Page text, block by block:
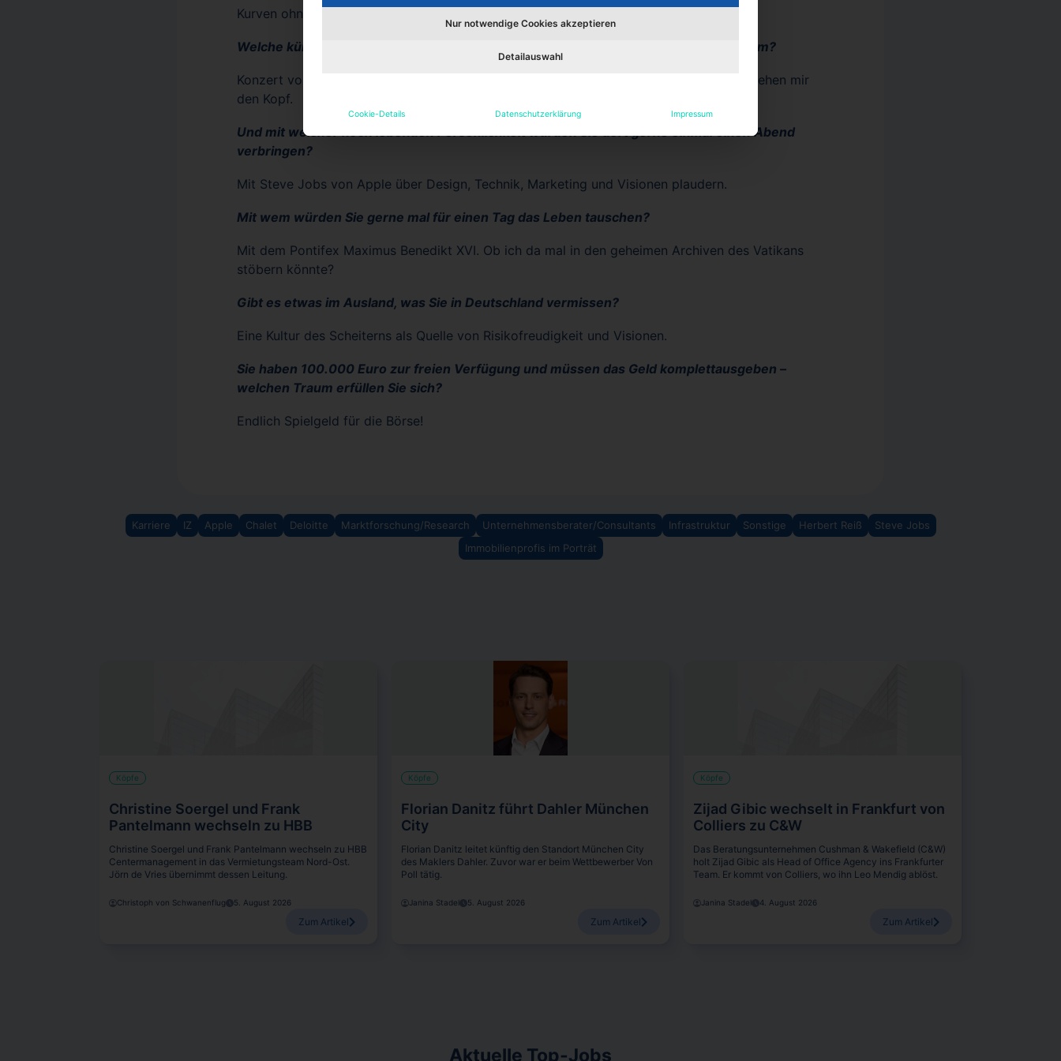
Kurven ohne Ende! … auf dem Motorrad von Barcelona über die Alpen nach Bayern.
Welche kürzlich besuchte Veranstaltung hat Ihnen besonders gut gefallen und warum?
Konzert von Cecilia Bartoli. Die Koloratur-Kaskaden und der Furor dieser Römerin verdrehen mir
den Kopf.
Und mit welcher noch lebenden Persönlichkeit würden Sie dort gerne einmal einen Abend
verbringen?
Mit Steve Jobs von Apple über Design, Technik, Marketing und Visionen plaudern.
Mit wem würden Sie gerne mal für einen Tag das Leben tauschen?
Mit dem Pontifex Maximus Benedikt XVI. Ob ich da mal in den geheimen Archiven des Vatikans
stöbern könnte?
Gibt es etwas im Ausland, was Sie in Deutschland vermissen?
Eine Kultur des Scheiterns als Quelle von Risikofreudigkeit und Visionen.
Sie haben 100.000 Euro zur freien Verfügung und müssen das Geld komplettausgeben –
welchen Traum erfüllen Sie sich?
Endlich Spielgeld für die Börse!
Karriere IZ Apple Chalet Deloitte Marktforschung/Research Unternehmensberater/Consultants Infrastruktur Sonstige Herbert Reiß
Steve Jobs
Immobilienprofis im Porträt
Köpfe
Christine Soergel und Frank
Pantelmann wechseln zu HBB
Christine Soergel und Frank Pantelmann wechseln zu HBB
Centermanagement in das Vermietungsteam Nord-Ost.
Jörn de Vries übernimmt dessen Leitung.
Christoph von Schwanenflug 5. August 2026
Zum Artikel
Köpfe
Florian Danitz führt Dahler München
City
Florian Danitz leitet künftig den Standort München City
des Maklers Dahler. Zuvor war er beim Wettbewerber Von
Poll tätig.
Janina Stadel 5. August 2026
Zum Artikel
Köpfe
Zijad Gibic wechselt in Frankfurt von
Colliers zu C&W
Das Beratungsunternehmen Cushman & Wakefield (C&W)
holt Zijad Gibic als Head of Office Agency ins Frankfurter
Team. Er kommt von Colliers, wo ihn Leo Mendig ablöst.
Janina Stadel 4. August 2026
Zum Artikel
Aktuelle Top-Jobs
Nur notwendige Cookies akzeptieren
Detailauswahl
Cookie-Details Datenschutzerklärung Impressum